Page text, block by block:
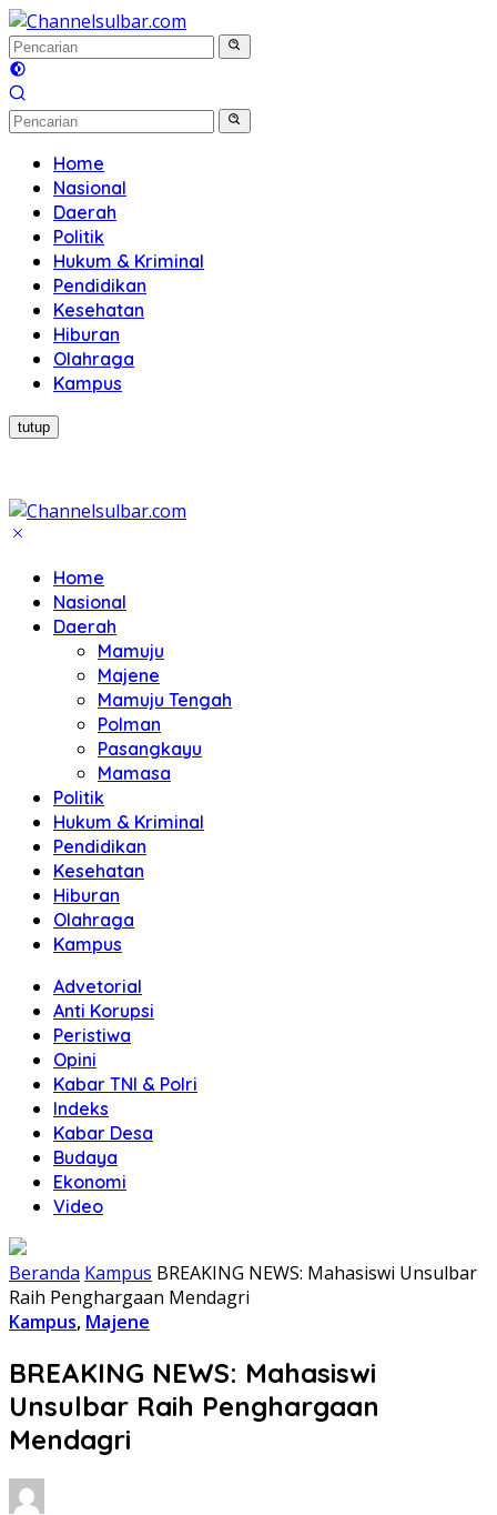
Langsung
ke
konten
Home
Nasional
Daerah
Politik
Hukum & Kriminal
Pendidikan
Kesehatan
Hiburan
Olahraga
Kampus
tutup
Home
Nasional
Daerah
Mamuju
Majene
Mamuju Tengah
Polman
Pasangkayu
Mamasa
Politik
Hukum & Kriminal
Pendidikan
Kesehatan
Hiburan
Olahraga
Kampus
Advetorial
Anti Korupsi
Peristiwa
Opini
Kabar TNI & Polri
Indeks
Kabar Desa
Budaya
Ekonomi
Video
Beranda Kampus BREAKING NEWS: Mahasiswi Unsulbar
Raih Penghargaan Mendagri
Kampus, Majene
BREAKING NEWS: Mahasiswi
Unsulbar Raih Penghargaan
Mendagri